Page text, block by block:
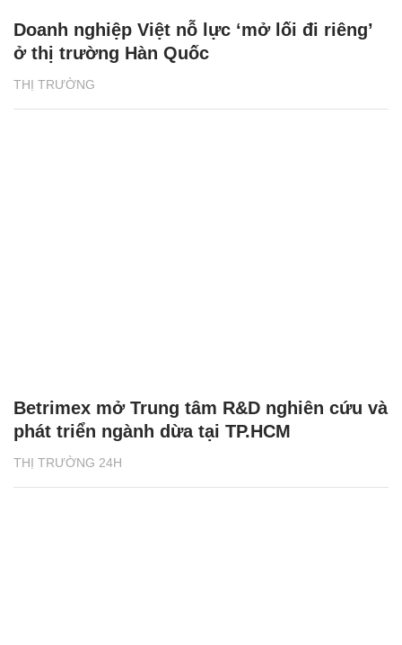
THỊ TRƯỜNG
Doanh nghiệp Việt nỗ lực ‘mở lối đi riêng’
ở thị trường Hàn Quốc
THỊ TRƯỜNG 24H
Betrimex mở Trung tâm R&D nghiên cứu và
phát triển ngành dừa tại TP.HCM